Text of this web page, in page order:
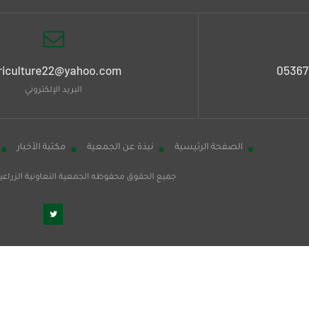
البريد الإلكتروني
الصفحة الرئيسية نبذة عن الجمعية مكتبة الأخبار
جميع الحقوق محفوظه الجمعية التعاونية